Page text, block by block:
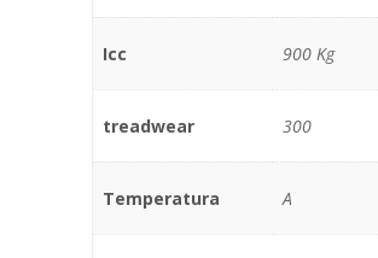
Icc 900 Kg
treadwear 300
Temperatura A